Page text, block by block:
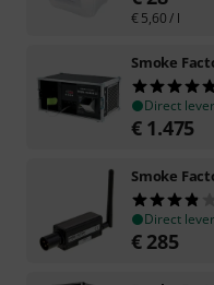
€ 5,60/ l
Smoke
Direct
€ 1.475
Smoke
Direct
€ 285